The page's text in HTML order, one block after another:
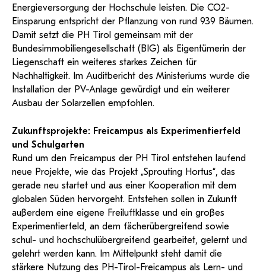
Energieversorgung der Hochschule leisten. Die CO2-
Einsparung entspricht der Pflanzung von rund 939 Bäumen.
Damit setzt die PH Tirol gemeinsam mit der
Bundesimmobiliengesellschaft (BIG) als Eigentümerin der
Liegenschaft ein weiteres starkes Zeichen für
Nachhaltigkeit. Im Auditbericht des Ministeriums wurde die
Installation der PV-Anlage gewürdigt und ein weiterer
Ausbau der Solarzellen empfohlen.
Zukunftsprojekte: Freicampus als Experimentierfeld
und Schulgarten
Rund um den Freicampus der PH Tirol entstehen laufend
neue Projekte, wie das Projekt „Sprouting Hortus“, das
gerade neu startet und aus einer Kooperation mit dem
globalen Süden hervorgeht. Entstehen sollen in Zukunft
außerdem eine eigene Freiluftklasse und ein großes
Experimentierfeld, an dem fächerübergreifend sowie
schul- und hochschulübergreifend gearbeitet, gelernt und
gelehrt werden kann. Im Mittelpunkt steht damit die
stärkere Nutzung des PH-Tirol-Freicampus als Lern- und